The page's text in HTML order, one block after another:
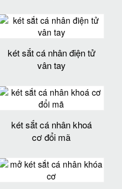
két sắt cá nhân điện tử
vân tay
két sắt cá nhân khoá
cơ đổi mã